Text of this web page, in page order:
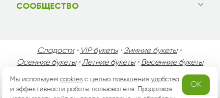
СООБЩЕСТВО
Сладости• VIP букеты• Зимние букеты•
Осенние букеты•Летние букеты• Весенние букеты
•
День Мужчин•Праздники!
Мы используемcookiesс целью повышения удобства
и эффективности работы пользователя. Продолжая
OK